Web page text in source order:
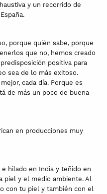
y un recorrido de
porque quién sabe, porque
que no, hemos creado
positiva para
sea de lo más exitoso.
cada día. Porque es
de más un poco de buena
en producciones muy
e hilado en India y teñido en
piel y el medio ambiente. Al
con tu piel y también con el